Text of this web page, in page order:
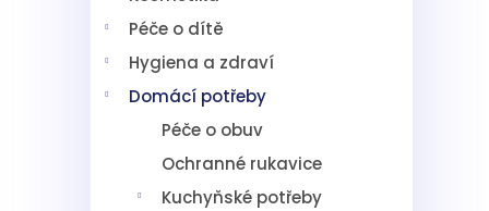
Péče o dítě
Hygiena a zdraví
Domácí potřeby
Péče o obuv
Ochranné rukavice
Kuchyňské potřeby